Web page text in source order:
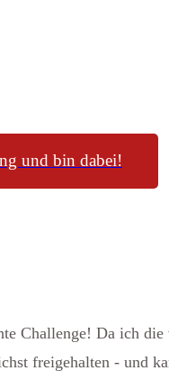
und bin dabei!
Challenge! Da ich
freigehalten - und